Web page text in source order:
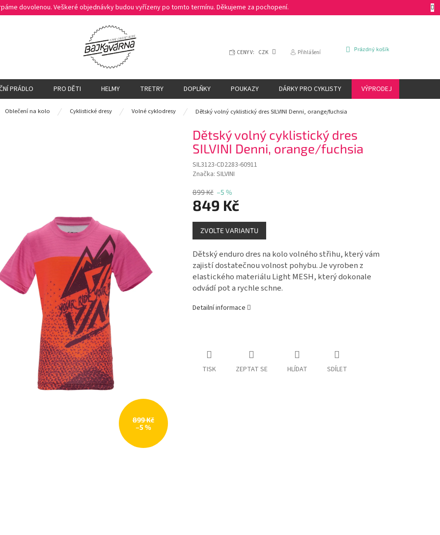
dovolenou. Veškeré objednávky budou vyřízeny po tomto termínu. Děkujeme za pochopení.
CENY V: CZK Přihlášení
NÁKUPNÍ
Prázdný košík
PRÁDLO PRO DĚTI HELMY TRETRY DOPLŇKY POUKAZY DÁRKY PRO CYKLISTY VÝPRODEJ
Oblečení na kolo Cyklistické dresy Volné cyklodresy Dětský volný cyklistický dres SILVINI Denni, orange/fuchsia
Dětský volný cyklistický dres
SILVINI Denni, orange/fuchsia
SIL3123-CD2283-60911
Značka: SILVINI
899 Kč
–5 %
899 Kč –5 %
849 Kč
Měrná
cena:
ZVOLTE VARIANTU
Dětský enduro dres na kolo volného střihu, který vám
zajistí dostatečnou volnost pohybu. Je vyroben z
elastického materiálu Light MESH, který dokonale
odvádí pot a rychle schne.
Detailní informace
TISK ZEPTAT SE HLÍDAT SDÍLET